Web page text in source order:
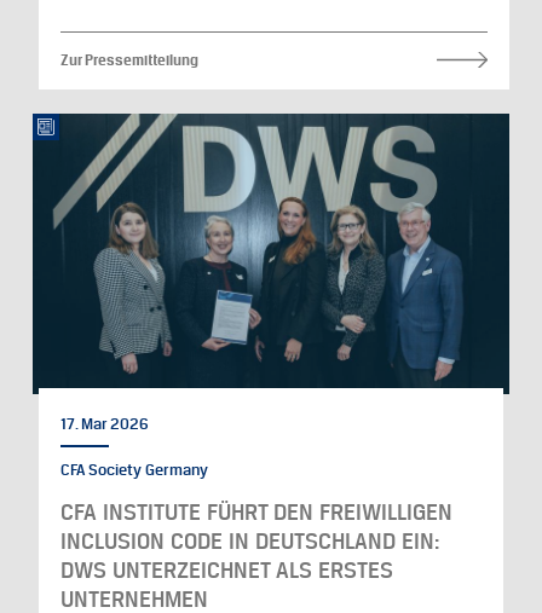
Zur Pressemitteilung
17. Mar 2026
CFA Society Germany
CFA INSTITUTE FÜHRT DEN FREIWILLIGEN
INCLUSION CODE IN DEUTSCHLAND EIN:
DWS UNTERZEICHNET ALS ERSTES
UNTERNEHMEN